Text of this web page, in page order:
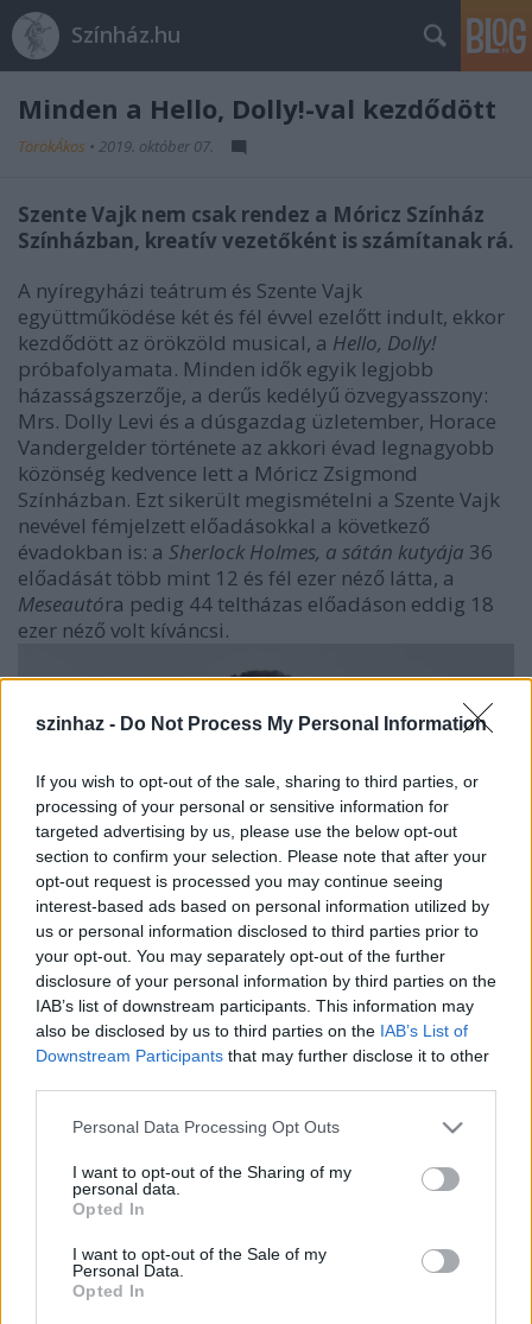
szinhaz - Do Not Process My Personal Information
If you wish to opt-out of the sale, sharing to third parties, or
processing of your personal or sensitive information for
targeted advertising by us, please use the below opt-out
section to confirm your selection. Please note that after your
opt-out request is processed you may continue seeing
interest-based ads based on personal information utilized by
us or personal information disclosed to third parties prior to
your opt-out. You may separately opt-out of the further
disclosure of your personal information by third parties on the
IAB’s list of downstream participants. This information may
also be disclosed by us to third parties on the IAB’s List of
Downstream Participants that may further disclose it to other
Please note that this website/app uses one or more Google
not limited to your visit or usage behaviour. You may click to
grant or deny consent to Google and its third-party tags to
use your data for below specified purposes in below Google
consent section.
Personal Data Processing Opt Outs
I want to opt-out of the Sharing of my
personal data.
Opted In
I want to opt-out of the Sale of my
Personal Data.
Opted In
Színház.hu
Minden a Hello, Dolly!-val kezdődött
TörökÁkos • 2019. október 07.
Szente Vajk nem csak rendez a Móricz Színház
Színházban, kreatív vezetőként is számítanak rá.
A nyíregyházi teátrum és Szente Vajk
együttműködése két és fél évvel ezelőtt indult, ekkor
kezdődött az örökzöld musical, a Hello, Dolly!
próbafolyamata. Minden idők egyik legjobb
házasságszerzője, a derűs kedélyű özvegyasszony:
Mrs. Dolly Levi és a dúsgazdag üzletember, Horace
Vandergelder története az akkori évad legnagyobb
közönség kedvence lett a Móricz Zsigmond
Színházban. Ezt sikerült megismételni a Szente Vajk
nevével fémjelzett előadásokkal a következő
évadokban is: a Sherlock Holmes, a sátán kutyája 36
előadását több mint 12 és fél ezer néző látta, a
Meseautóra pedig 44 teltházas előadáson eddig 18
ezer néző volt kíváncsi.
Szente Vajk
A közös munka nekem több szerencsés találkozást is
hozott: különleges embereket, kivételes
színészegyéniségeket ismerhettem itt meg, akikkel azóta
teátrum hosszú távú műsorterveinek előkészítésében is.
adhatják az alapját egy-egy évad arculatának, így a
színház kreatív anyagain is visszaköszönhetnek
legközelebb október 28-án kezdi Nyíregyházán a
től 5-igcímű musical próbafolyamatát.